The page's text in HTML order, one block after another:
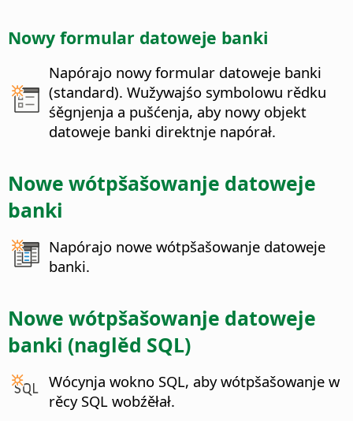
Nowy formular datoweje banki
Napórajo nowy formular datoweje banki
(standard). Wužywajśo symbolowu rědku
śěgnjenja a pušćenja, aby nowy objekt
datoweje banki direktnje napórał.
Nowe wótpšašowanje datoweje
banki
Napórajo nowe wótpšašowanje datoweje
banki.
Nowe wótpšašowanje datoweje
banki (naglěd SQL)
Wócynja wokno SQL, aby wótpšašowanje w
rěcy SQL wobźěłał.